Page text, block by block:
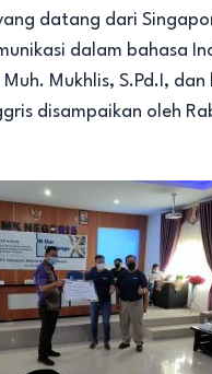
datang dari
dalam bahasa
Mukhlis, S.Pd.I, dan
disampaikan oleh